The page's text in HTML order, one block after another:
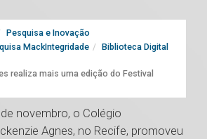
Pesquisa e Inovação
MackIntegridade
Biblioteca Digital
realiza mais uma edição do Festival
novembro, o Colégio
Agnes, no Recife, promoveu